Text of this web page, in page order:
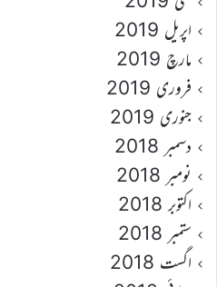
اپریل 2019
مارچ 2019
فروری 2019
جنوری 2019
دسمبر 2018
نومبر 2018
اکتوبر 2018
ستمبر 2018
اگست 2018